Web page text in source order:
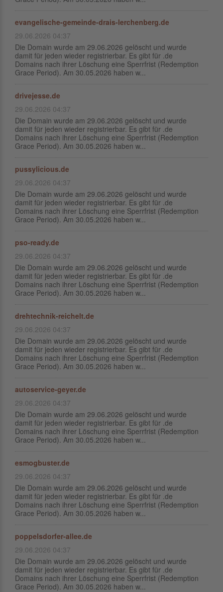
evangelische-gemeinde-drais-lerchenberg.de
29.06.2026 04:37
Die Domain wurde am 29.06.2026 gelöscht und wurde
damit für jeden wieder registrierbar. Es gibt für .de
Domains nach ihrer Löschung eine Sperrfrist (Redemption
Grace Period). Am 30.05.2026 haben w...
drivejesse.de
29.06.2026 04:37
Die Domain wurde am 29.06.2026 gelöscht und wurde
damit für jeden wieder registrierbar. Es gibt für .de
Domains nach ihrer Löschung eine Sperrfrist (Redemption
Grace Period). Am 30.05.2026 haben w...
pussylicious.de
29.06.2026 04:37
Die Domain wurde am 29.06.2026 gelöscht und wurde
damit für jeden wieder registrierbar. Es gibt für .de
Domains nach ihrer Löschung eine Sperrfrist (Redemption
Grace Period). Am 30.05.2026 haben w...
pso-ready.de
29.06.2026 04:37
Die Domain wurde am 29.06.2026 gelöscht und wurde
damit für jeden wieder registrierbar. Es gibt für .de
Domains nach ihrer Löschung eine Sperrfrist (Redemption
Grace Period). Am 30.05.2026 haben w...
drehtechnik-reichelt.de
29.06.2026 04:37
Die Domain wurde am 29.06.2026 gelöscht und wurde
damit für jeden wieder registrierbar. Es gibt für .de
Domains nach ihrer Löschung eine Sperrfrist (Redemption
Grace Period). Am 30.05.2026 haben w...
autoservice-geyer.de
29.06.2026 04:37
Die Domain wurde am 29.06.2026 gelöscht und wurde
damit für jeden wieder registrierbar. Es gibt für .de
Domains nach ihrer Löschung eine Sperrfrist (Redemption
Grace Period). Am 30.05.2026 haben w...
esmogbuster.de
29.06.2026 04:37
Die Domain wurde am 29.06.2026 gelöscht und wurde
damit für jeden wieder registrierbar. Es gibt für .de
Domains nach ihrer Löschung eine Sperrfrist (Redemption
Grace Period). Am 30.05.2026 haben w...
poppelsdorfer-allee.de
29.06.2026 04:37
Die Domain wurde am 29.06.2026 gelöscht und wurde
damit für jeden wieder registrierbar. Es gibt für .de
Domains nach ihrer Löschung eine Sperrfrist (Redemption
Grace Period). Am 30.05.2026 haben w...